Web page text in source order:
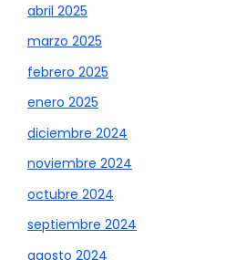
abril 2025
marzo 2025
febrero 2025
enero 2025
diciembre 2024
noviembre 2024
octubre 2024
septiembre 2024
agosto 2024